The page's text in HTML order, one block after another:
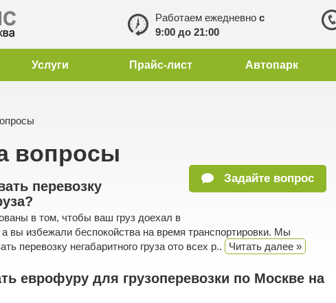
Услуги Прайс-лист Автопарк
Работаем ежедневно с
9:00 до 21:00
вопросы
Задайте вопрос
перевозку
в том, чтобы ваш груз доехал в
а вы избежали беспокойства на время транспортировки. Мы
перевозку негабаритного груза ото всех р..
Читать далее »
еврофуру для грузоперевозки по Москве на